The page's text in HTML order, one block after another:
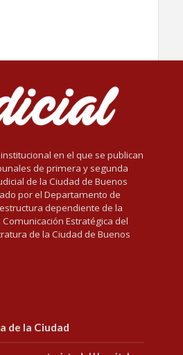
en el que se publican
de primera y segunda
de la Ciudad de Buenos
por el Departamento de
dependiente de la
Estratégica del
de la Ciudad de Buenos
de la Ciudad